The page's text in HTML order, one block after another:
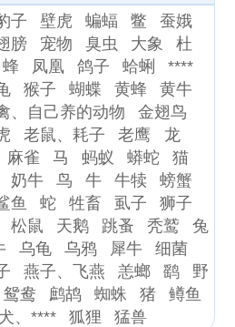
子 壁虎 蝙蝠 鳖
蚕娥
膀 宠物 臭虫 大象
杜
蜂 凤凰 鸽子 蛤蜊
****
猴子 蝴蝶 黄蜂
黄牛
、自己养的动物
金翅鸟
老鼠、耗子 老鹰
龙
麻雀 马 蚂蚁 蟒蛇
猫
奶牛 鸟 牛 牛犊
螃蟹
鱼 蛇 牲畜 虱子
狮子
松鼠 天鹅 跳蚤 秃鹫
兔
乌龟 乌鸦 犀牛
细菌
燕子、飞燕 恙螂 鹞
野
鸳鸯 鹧鸪 蜘蛛 猪
鳟鱼
、**** 狐狸 猛兽